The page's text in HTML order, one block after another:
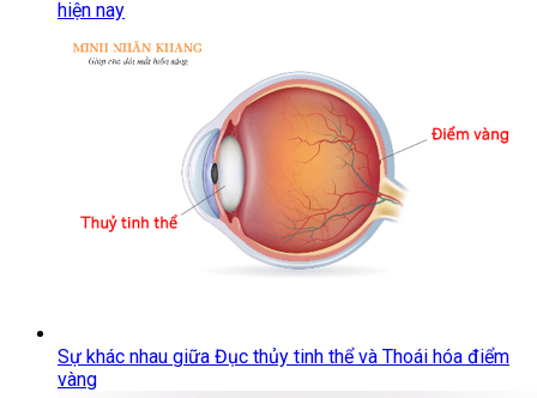
hiện nay
Sự khác nhau giữa Đục thủy tinh thể và Thoái hóa điểm
vàng